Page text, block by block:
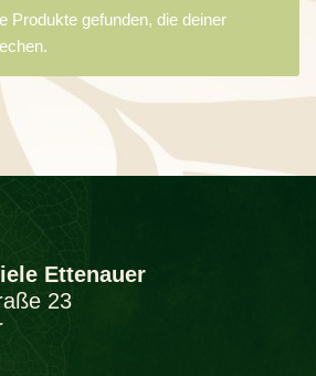
Produkte gefunden, die deiner
Ettenauer
23